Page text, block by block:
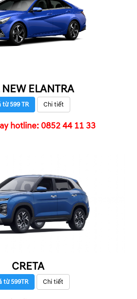
ELANTRA
từ 599 TR Chi tiết
hotline: 0852 44 11 33
CRETA
từ 599TR Chi tiết